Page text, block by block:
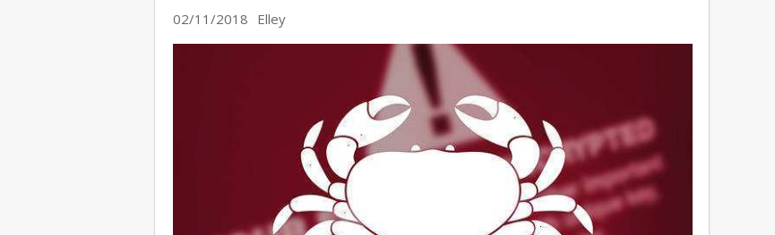
02/11/2018 Elley